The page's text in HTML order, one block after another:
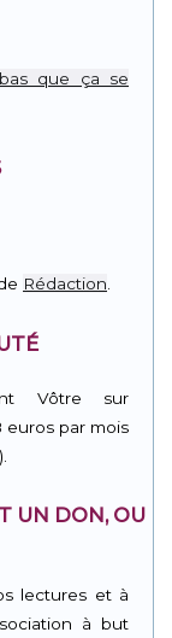
Linkque ça se
Rédaction
Vôtre sur
euros par mois
UN DON, OU
lectures et à
à but